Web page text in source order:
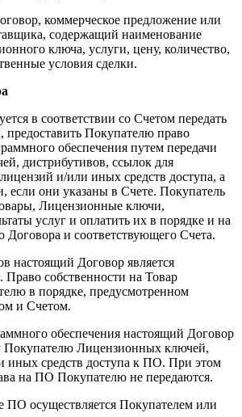
коммерческое предложение или
содержащий наименование
ключа, услуги, цену, количество,
условия сделки.
в соответствии со Счетом передать
Покупателю право
обеспечения путем передачи
дистрибутивов, ссылок для
и/или иных средств доступа, а
если они указаны в Счете. Покупатель
Лицензионные ключи,
услуг и оплатить их в порядке и на
Договора и соответствующего Счета.
настоящий Договор является
Право собственности на Товар
в порядке, предусмотренном
и Счетом.
обеспечения настоящий Договор
Покупателю Лицензионных ключей,
иных средств доступа к ПО. При этом
на ПО Покупателю не передаются.
ПО осуществляется Покупателем или